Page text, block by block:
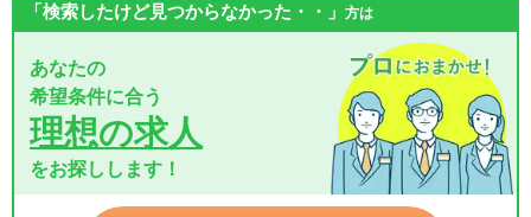
「検索したけど見つからなかった・・」 方は
あなたの
希望条件に合う
理想の求人
をお探しします！